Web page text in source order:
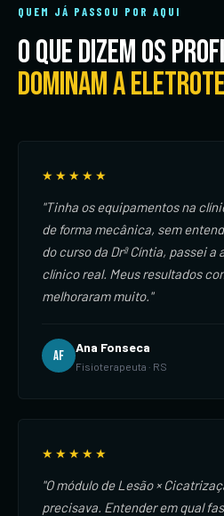
QUEM JÁ PASSOU POR AQUI
O que dizem os
dominam a
★★★★★
"Tinha os equipamentos na
de forma mecânica, sem
do curso da Drª Cíntia, passei
clínico real. Meus resultados
melhoraram muito."
AF
Ana Fonseca
Fisioterapeuta · RS
★★★★★
"O módulo de Lesão ×
precisava. Entender em qual